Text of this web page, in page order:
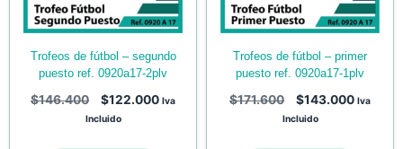
trofeos de fútbol – segundo
puesto ref. 0920a17-2plv
$146.400 $122.000 Iva
Incluido
trofeos de fútbol – primer
puesto ref. 0920a17-1plv
$171.600 $143.000 Iva
Incluido